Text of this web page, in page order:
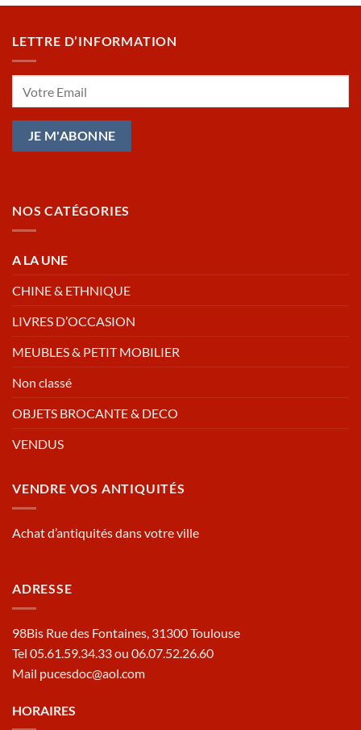
LETTRE D’INFORMATION
NOS CATÉGORIES
A LA UNE
CHINE & ETHNIQUE
LIVRES D’OCCASION
MEUBLES & PETIT MOBILIER
Non classé
OBJETS BROCANTE & DECO
VENDUS
VENDRE VOS ANTIQUITÉS
Achat d’antiquités dans votre ville
ADRESSE
98Bis Rue des Fontaines, 31300 Toulouse
Tel 05.61.59.34.33 ou 06.07.52.26.60
Mail pucesdoc@aol.com
HORAIRES